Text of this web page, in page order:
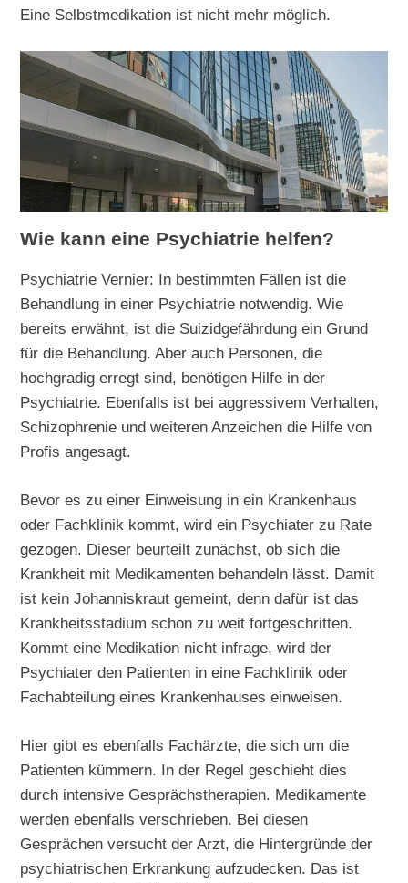
Eine Selbstmedikation ist nicht mehr möglich.
Wie kann eine Psychiatrie helfen?
Psychiatrie Vernier: In bestimmten Fällen ist die
Behandlung in einer Psychiatrie notwendig. Wie
bereits erwähnt, ist die Suizidgefährdung ein Grund
für die Behandlung. Aber auch Personen, die
hochgradig erregt sind, benötigen Hilfe in der
Psychiatrie. Ebenfalls ist bei aggressivem Verhalten,
Schizophrenie und weiteren Anzeichen die Hilfe von
Profis angesagt.
Bevor es zu einer Einweisung in ein Krankenhaus
oder Fachklinik kommt, wird ein Psychiater zu Rate
gezogen. Dieser beurteilt zunächst, ob sich die
Krankheit mit Medikamenten behandeln lässt. Damit
ist kein Johanniskraut gemeint, denn dafür ist das
Krankheitsstadium schon zu weit fortgeschritten.
Kommt eine Medikation nicht infrage, wird der
Psychiater den Patienten in eine Fachklinik oder
Fachabteilung eines Krankenhauses einweisen.
Hier gibt es ebenfalls Fachärzte, die sich um die
Patienten kümmern. In der Regel geschieht dies
durch intensive Gesprächstherapien. Medikamente
werden ebenfalls verschrieben. Bei diesen
Gesprächen versucht der Arzt, die Hintergründe der
psychiatrischen Erkrankung aufzudecken. Das ist